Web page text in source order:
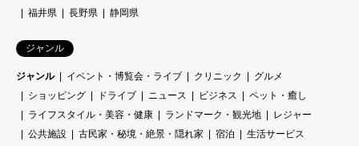
福井県
長野県 静岡県
ジャンル
ジャンル イベント・博覧会・ライブ クリニック
グルメ
ショッピング
ドライブ ニュース ビジネス
ペット・癒し
ライフスタイル・美容・健康
ランドマーク・観光地
レジャー
公共施設
古民家・秘境・絶景・隠れ家 宿泊
生活サービス